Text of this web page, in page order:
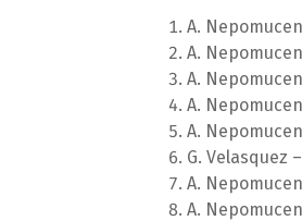
A.
A.
A.
A.
A.
G. Velasquez
A.
A.